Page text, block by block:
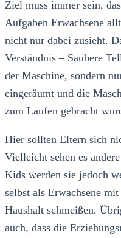
Ziel muss immer sein,
Aufgaben Erwachsene
nicht nur dabei zusieht.
Verständnis – Saubere
der Maschine, sondern
eingeräumt und die
zum Laufen gebracht
Hier sollten Eltern sich
Vielleicht sehen es
Kids werden sie jedoch
selbst als Erwachsene
Haushalt schmeißen.
auch, dass die